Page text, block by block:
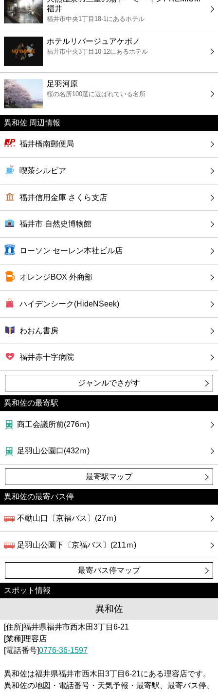
書店
ファミレス
ファーストフード
カフェ
ショッピング
銀行
公共
病院
ホテル
福井
福井市中央1丁目18-1にあるホテル
ホテルリバージュアケボノ
福井市中央3丁目10-12にあるホテル
足羽河原
桜の名所100選に選ばれている名所
異和佐 周辺情報
福井橋南郵便局
喫茶シルビア
福井信用金庫 さくら支店
福井市 自然史博物館
ローソン セーレン本社ビル店
オレンジBOX 外商部
ハイデンシーク(HideNSeek)
わおん書房
福井赤十字病院
ジャンルでさがす
異和佐の最寄駅
商工会議所前(276ｍ)
足羽山公園口(432ｍ)
最寄駅マップ
異和佐の最寄バス停
不動山口〔京福バス〕(27ｍ)
足羽山公園下〔京福バス〕(211ｍ)
最寄バス停マップ
スポット情報
異和佐
[住所]福井県福井市西木田3丁目6-21
[業種]理容店
[電話番号]0776-36-1597
異和佐は福井県福井市西木田3丁目6-21にある理容店です。
異和佐の地図・電話番号・天気予報・最寄駅、最寄バス停、